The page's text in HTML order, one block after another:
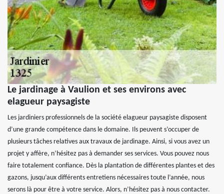
Le jardinage à Vaulion et ses environs avec
elagueur paysagiste
Les jardiniers professionnels de la société elagueur paysagiste disposent
d’une grande compétence dans le domaine. Ils peuvent s’occuper de
plusieurs tâches relatives aux travaux de jardinage. Ainsi, si vous avez un
projet y affère, n’hésitez pas à demander ses services. Vous pouvez nous
faire totalement confiance. Dès la plantation de différentes plantes et des
gazons, jusqu’aux différents entretiens nécessaires toute l’année, nous
serons là pour être à votre service. Alors, n’hésitez pas à nous contacter.